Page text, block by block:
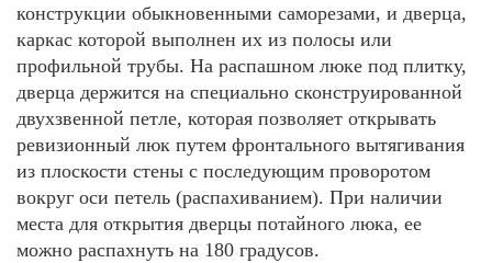
конструкции обыкновенными саморезами, и дверца,
каркас которой выполнен их из полосы или
профильной трубы. На распашном люке под плитку,
дверца держится на специально сконструированной
двухзвенной петле, которая позволяет открывать
ревизионный люк путем фронтального вытягивания
из плоскости стены с последующим проворотом
вокруг оси петель (распахиванием). При наличии
места для открытия дверцы потайного люка, ее
можно распахнуть на 180 градусов.